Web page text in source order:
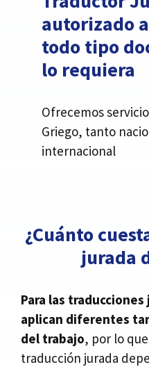
autorizado
todo tipo
lo requiera
Ofrecemos
Griego, tanto
internacional
¿Cuánto
jurada
Para las
aplican diferentes
del trabajo, por lo
traducción jurada